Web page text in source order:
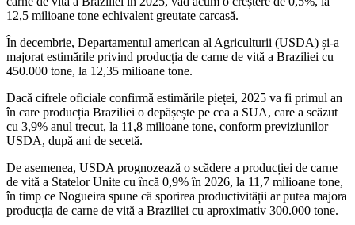
12,5 milioane tone echivalent greutate carcasă.
În decembrie, Departamentul american al Agriculturii (USDA) și-a
majorat estimările privind producția de carne de vită a Braziliei cu
450.000 tone, la 12,35 milioane tone.
Dacă cifrele oficiale confirmă estimările pieței, 2025 va fi primul an
în care producția Braziliei o depășește pe cea a SUA, care a scăzut
cu 3,9% anul trecut, la 11,8 milioane tone, conform previziunilor
USDA, după ani de secetă.
De asemenea, USDA prognozează o scădere a producției de carne
de vită a Statelor Unite cu încă 0,9% în 2026, la 11,7 milioane tone,
în timp ce Nogueira spune că sporirea productivității ar putea majora
producția de carne de vită a Braziliei cu aproximativ 300.000 tone.